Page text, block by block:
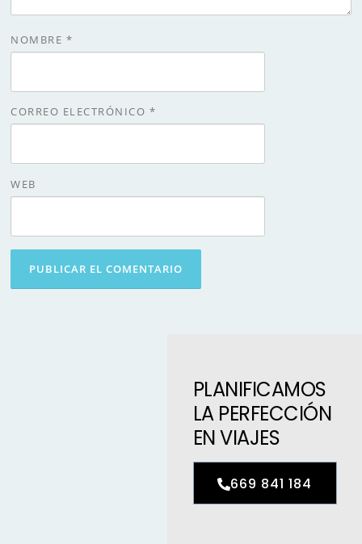
NOMBRE *
CORREO ELECTRÓNICO *
WEB
PLANIFICAMOS
LA PERFECCIÓN
EN VIAJES
669 841 184